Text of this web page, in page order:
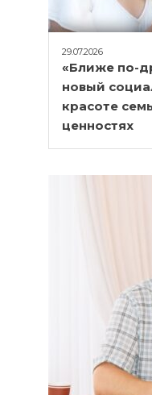
29.07.2026
«Ближе по-
новый
красоте
ценностях